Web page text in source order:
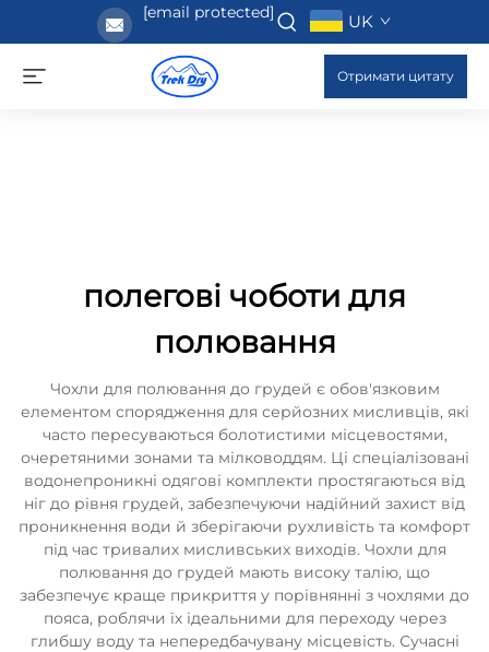
[email protected] UK
Отримати цитату
полегові чоботи для
полювання
Чохли для полювання до грудей є обов'язковим
елементом спорядження для серйозних мисливців, які
часто пересуваються болотистими місцевостями,
очеретяними зонами та мілководдям. Ці спеціалізовані
водонепроникні одягові комплекти простягаються від
ніг до рівня грудей, забезпечуючи надійний захист від
проникнення води й зберігаючи рухливість та комфорт
під час тривалих мисливських виходів. Чохли для
полювання до грудей мають високу талію, що
забезпечує краще прикриття у порівнянні з чохлями до
пояса, роблячи їх ідеальними для переходу через
глибшу воду та непередбачувану місцевість. Сучасні